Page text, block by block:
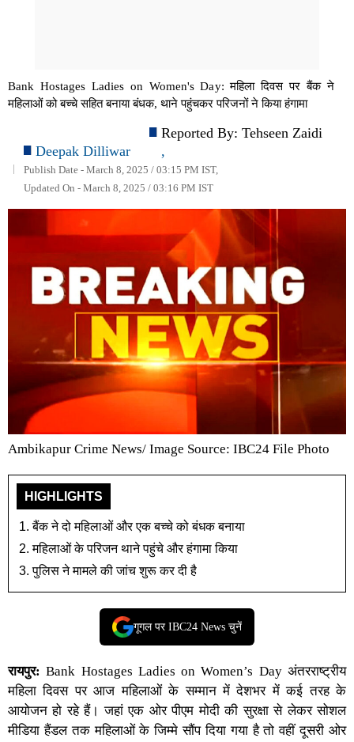
Bank Hostages Ladies on Women's Day: महिला दिवस पर बैंक ने
महिलाओं को बच्चे सहित बनाया बंधक, थाने पहुंचकर परिजनों ने किया हंगामा
Deepak Dilliwar
Reported By: Tehseen Zaidi
,
Publish Date - March 8, 2025 / 03:15 PM IST,
Updated On - March 8, 2025 / 03:16 PM IST
Ambikapur Crime News/ Image Source: IBC24 File Photo
HIGHLIGHTS
बैंक ने दो महिलाओं और एक बच्चे को बंधक बनाया
महिलाओं के परिजन थाने पहुंचे और हंगामा किया
पुलिस ने मामले की जांच शुरू कर दी है
गूगल पर IBC24 News चुनें
रायपुर: Bank Hostages Ladies on Women’s Day अंतरराष्ट्रीय
महिला दिवस पर आज महिलाओं के सम्मान में देशभर में कई तर​ह के
आयोजन हो रहे हैं। जहां एक ओर पीएम मोदी की सुरक्षा से लेकर सोशल
मीडिया हैंडल तक महिलाओं के जिम्मे सौंप दिया गया है तो वहीं दूसरी ओर